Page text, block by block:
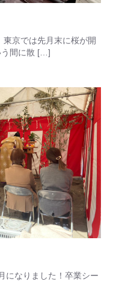
京では先月末に桜が開
う間に散 […]
になりました！卒業シー